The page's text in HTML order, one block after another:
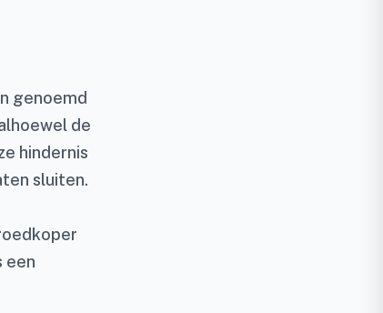
genoemd
de
hindernis
sluiten.
een